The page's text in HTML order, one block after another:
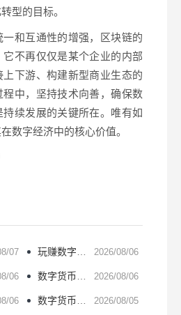
型的目标。
和互通性的增强，区块链的
不再仅仅是某个企业的内部
下游、构建新型商业生态的
中，坚持技术向善，确保数
续发展的关键所在。唯有如
数字经济中的核心价值。
07 2026/08/06
玩赚数字货币游戏：普通人如何通过区块链游戏获利
06 2026/08/06
数字货币去中心化英文怎么说？一文搞懂核心概念
06 2026/08/05
数字货币论文题目怎么写？这5个方向最实用